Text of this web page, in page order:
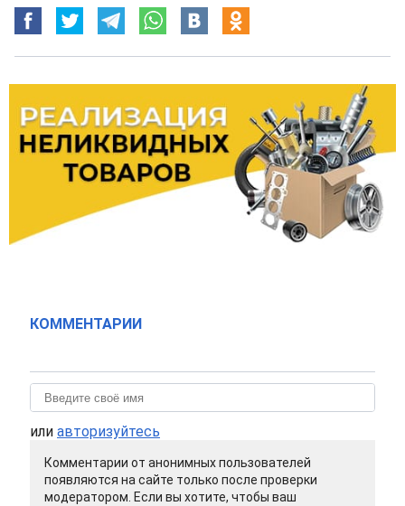
КОММЕНТАРИИ
или авторизуйтесь
Комментарии от анонимных пользователей
появляются на сайте только после проверки
модератором. Если вы хотите, чтобы ваш